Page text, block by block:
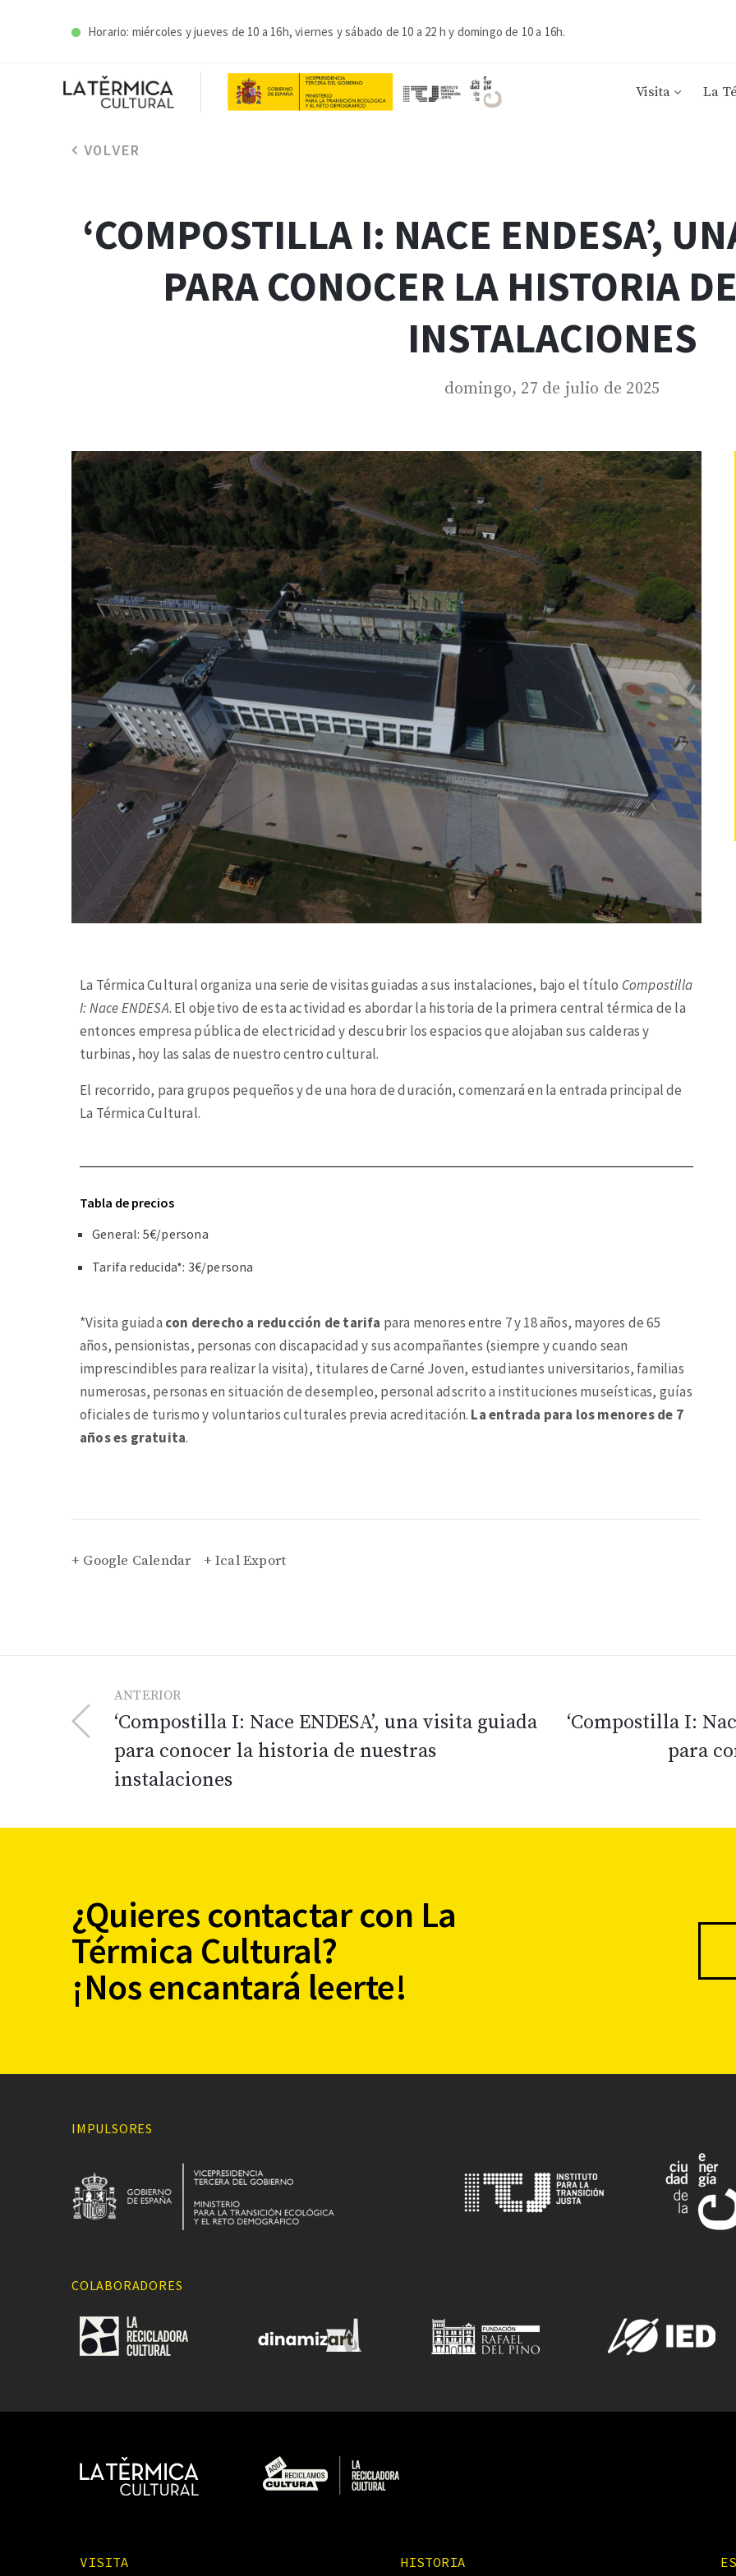
Horario: miércoles y jueves de 10 a 16h, viernes y sábado de 10 a 22 h y domingo de 10 a 16h.
Visita La
VOLVER
‘COMPOSTILLA I: NACE ENDESA’,
PARA CONOCER LA HISTORIA
INSTALACIONES
domingo, 27 de julio de 2025
La Térmica Cultural organiza una serie de visitas guiadas a sus instalaciones, bajo el título Compostilla
I: Nace ENDESA. El objetivo de esta actividad es abordar la historia de la primera central térmica de la
entonces empresa pública de electricidad y descubrir los espacios que alojaban sus calderas y
turbinas, hoy las salas de nuestro centro cultural.
El recorrido, para grupos pequeños y de una hora de duración, comenzará en la entrada principal de
La Térmica Cultural.
Tabla de precios
General: 5€/persona
Tarifa reducida*: 3€/persona
*Visita guiada con derecho a reducción de tarifa para menores entre 7 y 18 años, mayores de 65
años, pensionistas, personas con discapacidad y sus acompañantes (siempre y cuando sean
imprescindibles para realizar la visita), titulares de Carné Joven, estudiantes universitarios, familias
numerosas, personas en situación de desempleo, personal adscrito a instituciones museísticas, guías
oficiales de turismo y voluntarios culturales previa acreditación. La entrada para los menores de 7
años es gratuita.
+ Google Calendar + Ical Export
ANTERIOR
‘Compostilla I: Nace ENDESA’, una visita guiada
para conocer la historia de nuestras
instalaciones
‘Compostilla I:
para
¿Quieres contactar con La
Térmica Cultural?
¡Nos encantará leerte!
IMPULSORES
COLABORADORES
VISITA HISTORIA